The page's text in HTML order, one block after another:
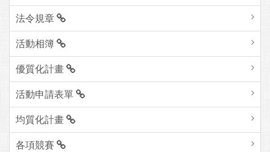
法令規章
活動相簿
優質化計畫
活動申請表單
均質化計畫
各項競賽